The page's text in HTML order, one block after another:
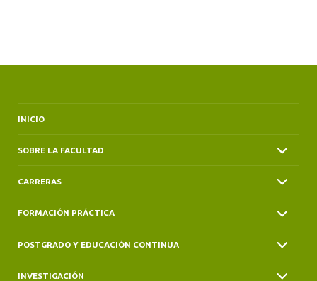
INICIO
SOBRE LA FACULTAD
CARRERAS
FORMACIÓN PRÁCTICA
POSTGRADO Y EDUCACIÓN CONTINUA
INVESTIGACIÓN